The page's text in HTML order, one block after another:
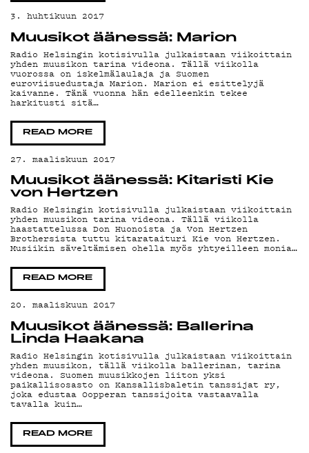
3. huhtikuun 2017
Muusikot äänessä: Marion
Radio Helsingin kotisivulla julkaistaan viikoittain
yhden muusikon tarina videona. Tällä viikolla
vuorossa on iskelmälaulaja ja Suomen
euroviisuedustaja Marion. Marion ei esittelyjä
kaivanne. Tänä vuonna hän edelleenkin tekee
harkitusti sitä…
READ MORE
27. maaliskuun 2017
Muusikot äänessä: Kitaristi Kie
von Hertzen
Radio Helsingin kotisivulla julkaistaan viikoittain
yhden muusikon tarina videona. Tällä viikolla
haastattelussa Don Huonoista ja Von Hertzen
Brothersista tuttu kitarataituri Kie von Hertzen.
Musiikin säveltämisen ohella myös yhtyeilleen monia…
READ MORE
20. maaliskuun 2017
Muusikot äänessä: Ballerina
Linda Haakana
Radio Helsingin kotisivulla julkaistaan viikoittain
yhden muusikon, tällä viikolla ballerinan, tarina
videona. Suomen muusikkojen liiton yksi
paikallisosasto on Kansallisbaletin tanssijat ry,
joka edustaa Oopperan tanssijoita vastaavalla
tavalla kuin…
READ MORE